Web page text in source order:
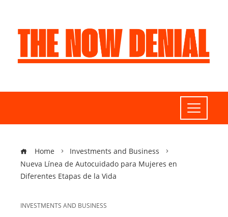
Home
Investments and Business
Nueva Línea de Autocuidado para Mujeres en
Diferentes Etapas de la Vida
INVESTMENTS AND BUSINESS